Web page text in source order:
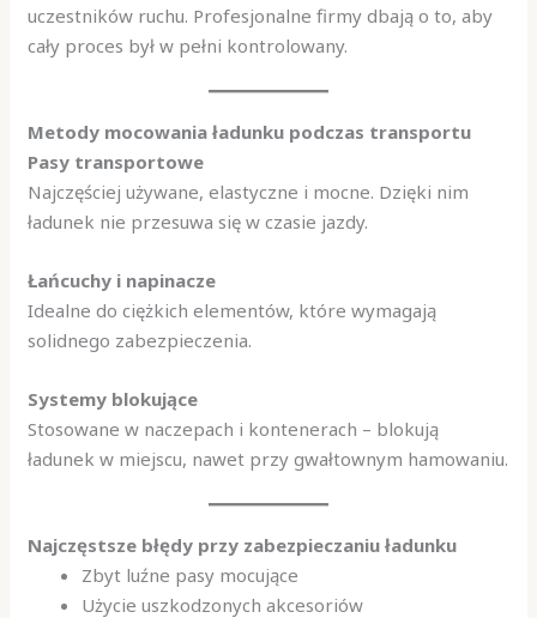
uczestników ruchu. Profesjonalne firmy dbają o to, aby
cały proces był w pełni kontrolowany.
Metody mocowania ładunku podczas transportu
Pasy transportowe
Najczęściej używane, elastyczne i mocne. Dzięki nim
ładunek nie przesuwa się w czasie jazdy.
Łańcuchy i napinacze
Idealne do ciężkich elementów, które wymagają
solidnego zabezpieczenia.
Systemy blokujące
Stosowane w naczepach i kontenerach – blokują
ładunek w miejscu, nawet przy gwałtownym hamowaniu.
Najczęstsze błędy przy zabezpieczaniu ładunku
Zbyt luźne pasy mocujące
Użycie uszkodzonych akcesoriów